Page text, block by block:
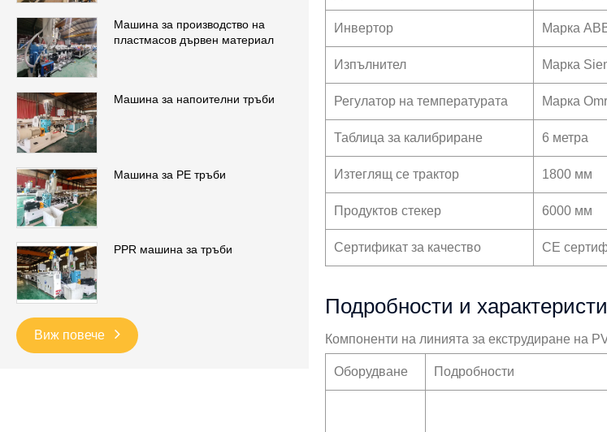
Машина за производство на
пластмасов дървен материал
Машина за напоителни тръби
Машина за PE тръби
PPR машина за тръби
Виж повече
Инвертор Марка
Изпълнител Марка
Регулатор на температурата Марка
Таблица за калибриране 6 метра
Изтеглящ се трактор 1800 мм
Продуктов стекер 6000 мм
Сертификат за качество CE
Подробности и
Компоненти на линията за екструдиране на
Оборудване Подробности